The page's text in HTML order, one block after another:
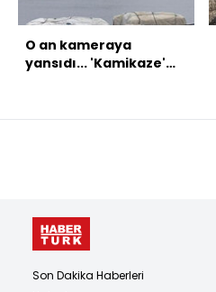
O an kameraya
yansıdı... 'Kamikaze'
Son Dakika Haberleri